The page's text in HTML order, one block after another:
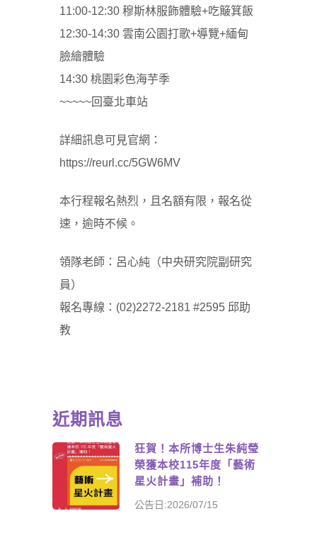
11:00-12:30 穆斯林服飾體驗+吃簸箕飯
12:30-14:30 雲南公園打歌+導覽+緬甸
臉繪體驗
14:30 桃園彩色海芋季
~~~~~回臺北車站
詳細訊息可見官網：
https://reurl.cc/5GW6MV
本行程報名熱烈，且名額有限，報名從
速，逾時不候。
領隊老師：呂心純（中央研究院副研究
員）
報名專線：(02)2272-2181 #2595 邱助
教
近期訊息
狂賀！本所博士生朱純瑩
榮獲本校115年度「藝術
星火計畫」補助！
公告日:2026/07/15